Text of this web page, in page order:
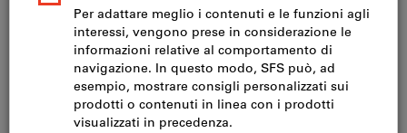
Prezzo più spese di spedizione
IVA esclusa CHF 19.10